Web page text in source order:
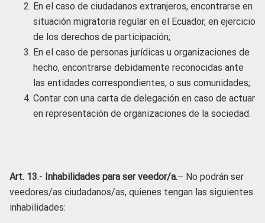
En el caso de ciudadanos extranjeros, encontrarse en
situación migratoria regular en el Ecuador, en ejercicio
de los derechos de participación;
En el caso de personas jurídicas u organizaciones de
hecho, encontrarse debidamente reconocidas ante
las entidades correspondientes, o sus comunidades;
Contar con una carta de delegación en caso de actuar
en representación de organizaciones de la sociedad.
Art. 13.- Inhabilidades para ser veedor/a.– No podrán ser
veedores/as ciudadanos/as, quienes tengan las siguientes
inhabilidades: